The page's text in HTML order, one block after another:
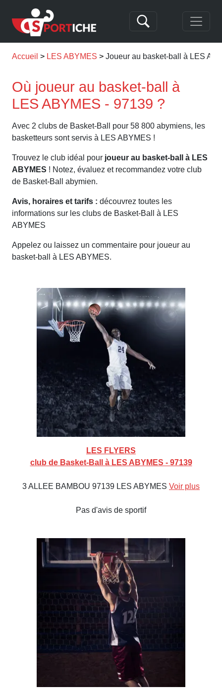
Accueil LES ABYMES Joueur au basket-ball à LES
Où joueur au basket-ball à
LES ABYMES - 97139 ?
Avec 2 clubs de Basket-Ball pour 58 800 abymiens, les
basketteurs sont servis à LES ABYMES !
Trouvez le club idéal pour joueur au basket-ball à LES
ABYMES ! Notez, évaluez et recommandez votre club
de Basket-Ball abymien.
Avis, horaires et tarifs : découvrez toutes les
informations sur les clubs de Basket-Ball à LES
ABYMES
Appelez ou laissez un commentaire pour joueur au
basket-ball à LES ABYMES.
LES FLYERS
club de Basket-Ball à LES ABYMES - 97139
3 ALLEE BAMBOU 97139 LES ABYMES Voir plus
Pas d'avis de sportif